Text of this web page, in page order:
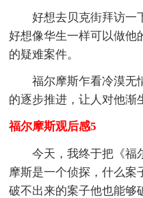
好想去贝克街拜访一
好想像华生一样可以做他
的疑难案件。
福尔摩斯乍看冷漠无
的逐步推进，让人对他渐
福尔摩斯观后感5
今天，我终于把《福
摩斯是一个侦探，什么案
破不出来的案子他也能够